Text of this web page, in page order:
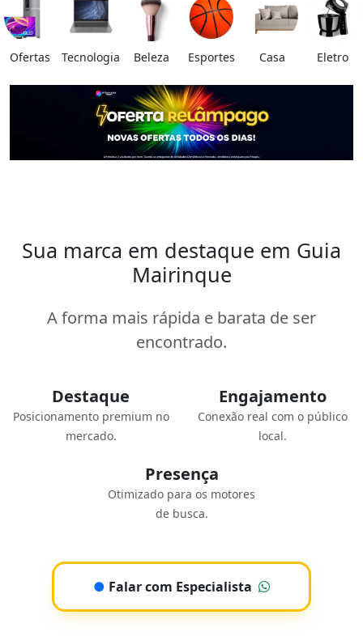
Ofertas Tecnologia Beleza Esportes Casa Eletro
Sua marca em destaque em Guia
Mairinque
A forma mais rápida e barata de ser
encontrado.
Destaque
Posicionamento premium no
mercado.
Engajamento
Conexão real com o público
local.
Presença
Otimizado para os motores
de busca.
● Falar com Especialista